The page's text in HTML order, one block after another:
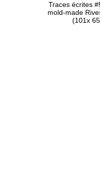
Traces écrites
mold-made
(101x